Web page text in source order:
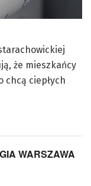
że mieszkańcy
chcą ciepłych
WARSZAWA